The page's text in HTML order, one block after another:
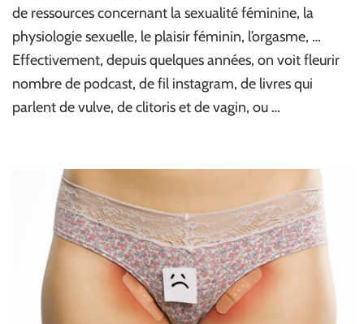
de ressources concernant la sexualité féminine, la
physiologie sexuelle, le plaisir féminin, l’orgasme, …
Effectivement, depuis quelques années, on voit fleurir
nombre de podcast, de fil instagram, de livres qui
parlent de vulve, de clitoris et de vagin, ou …